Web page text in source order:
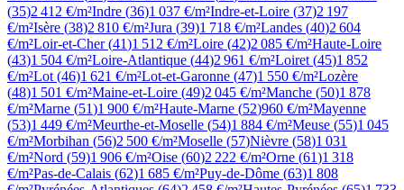
(35)2 412 €/m²Indre (36)1 037 €/m²Indre-et-Loire (37)2 197
€/m²Isère (38)2 810 €/m²Jura (39)1 718 €/m²Landes (40)2 604
€/m²Loir-et-Cher (41)1 512 €/m²Loire (42)2 085 €/m²Haute-Loire
(43)1 504 €/m²Loire-Atlantique (44)2 961 €/m²Loiret (45)1 852
€/m²Lot (46)1 621 €/m²Lot-et-Garonne (47)1 550 €/m²Lozère
(48)1 501 €/m²Maine-et-Loire (49)2 045 €/m²Manche (50)1 878
€/m²Marne (51)1 900 €/m²Haute-Marne (52)960 €/m²Mayenne
(53)1 449 €/m²Meurthe-et-Moselle (54)1 884 €/m²Meuse (55)1 045
€/m²Morbihan (56)2 500 €/m²Moselle (57)Nièvre (58)1 031
€/m²Nord (59)1 906 €/m²Oise (60)2 222 €/m²Orne (61)1 318
€/m²Pas-de-Calais (62)1 685 €/m²Puy-de-Dôme (63)1 808